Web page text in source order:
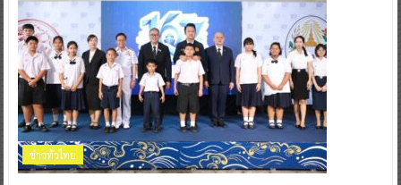
ข่าวทั่วไทย